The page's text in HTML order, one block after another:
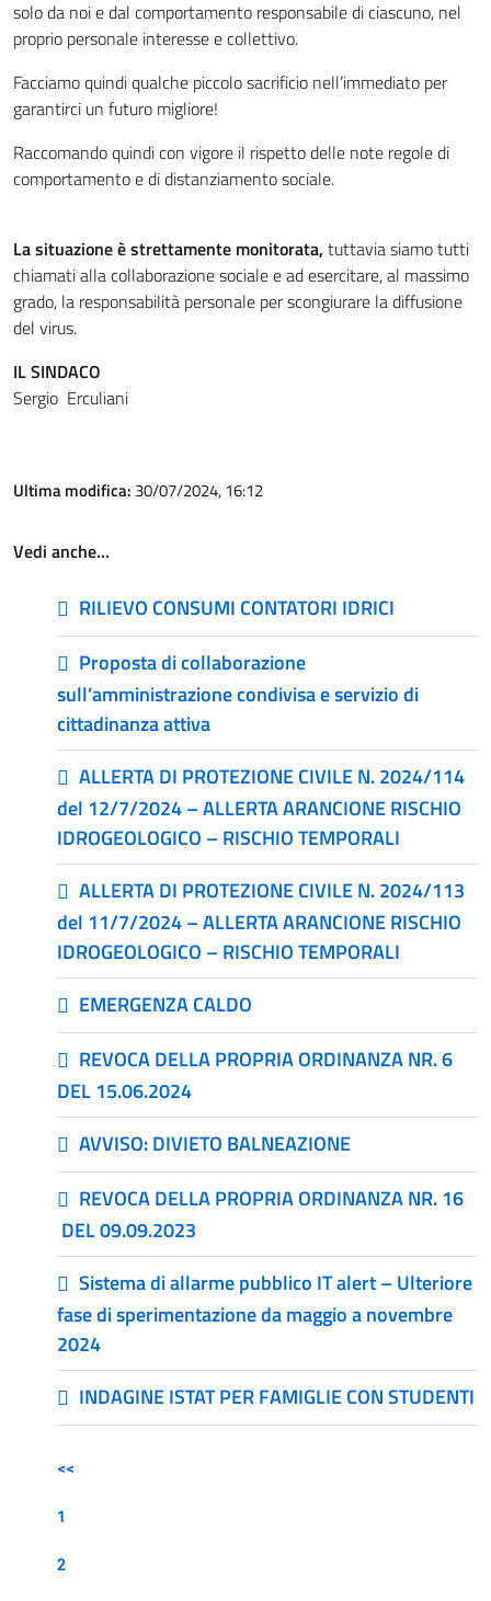
solo da noi e dal comportamento responsabile di ciascuno, nel
proprio personale interesse e collettivo.
Facciamo quindi qualche piccolo sacrificio nell’immediato per
garantirci un futuro migliore!
Raccomando quindi con vigore il rispetto delle note regole di
comportamento e di distanziamento sociale.
La situazione è strettamente monitorata, tuttavia siamo tutti
chiamati alla collaborazione sociale e ad esercitare, al massimo
grado, la responsabilità personale per scongiurare la diffusione
del virus.
IL SINDACO
Sergio Erculiani
Ultima modifica: 30/07/2024, 16:12
Vedi anche…
RILIEVO CONSUMI CONTATORI IDRICI
Proposta di collaborazione
sull’amministrazione condivisa e servizio di
cittadinanza attiva
ALLERTA DI PROTEZIONE CIVILE N. 2024/114
del 12/7/2024 – ALLERTA ARANCIONE RISCHIO
IDROGEOLOGICO – RISCHIO TEMPORALI
ALLERTA DI PROTEZIONE CIVILE N. 2024/113
del 11/7/2024 – ALLERTA ARANCIONE RISCHIO
IDROGEOLOGICO – RISCHIO TEMPORALI
EMERGENZA CALDO
REVOCA DELLA PROPRIA ORDINANZA NR. 6
DEL 15.06.2024
AVVISO: DIVIETO BALNEAZIONE
REVOCA DELLA PROPRIA ORDINANZA NR. 16
DEL 09.09.2023
Sistema di allarme pubblico IT alert – Ulteriore
fase di sperimentazione da maggio a novembre
2024
INDAGINE ISTAT PER FAMIGLIE CON STUDENTI
<<
1
2